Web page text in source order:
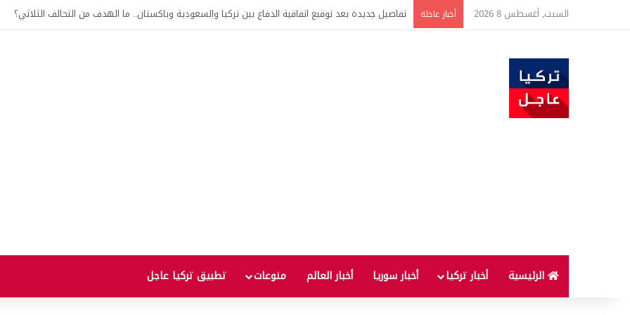
السبت, أغسطس 8 2026 أخبار عاجلة خبير اقتصادي يتوقع وصول غرام الذهب إلى 12 ألف ليرة.. متى يحدث ذلك؟
الرئيسية أخبار تركيا أخبار سوريا أخبار العالم منوعات تطبيق تركيا عاجل